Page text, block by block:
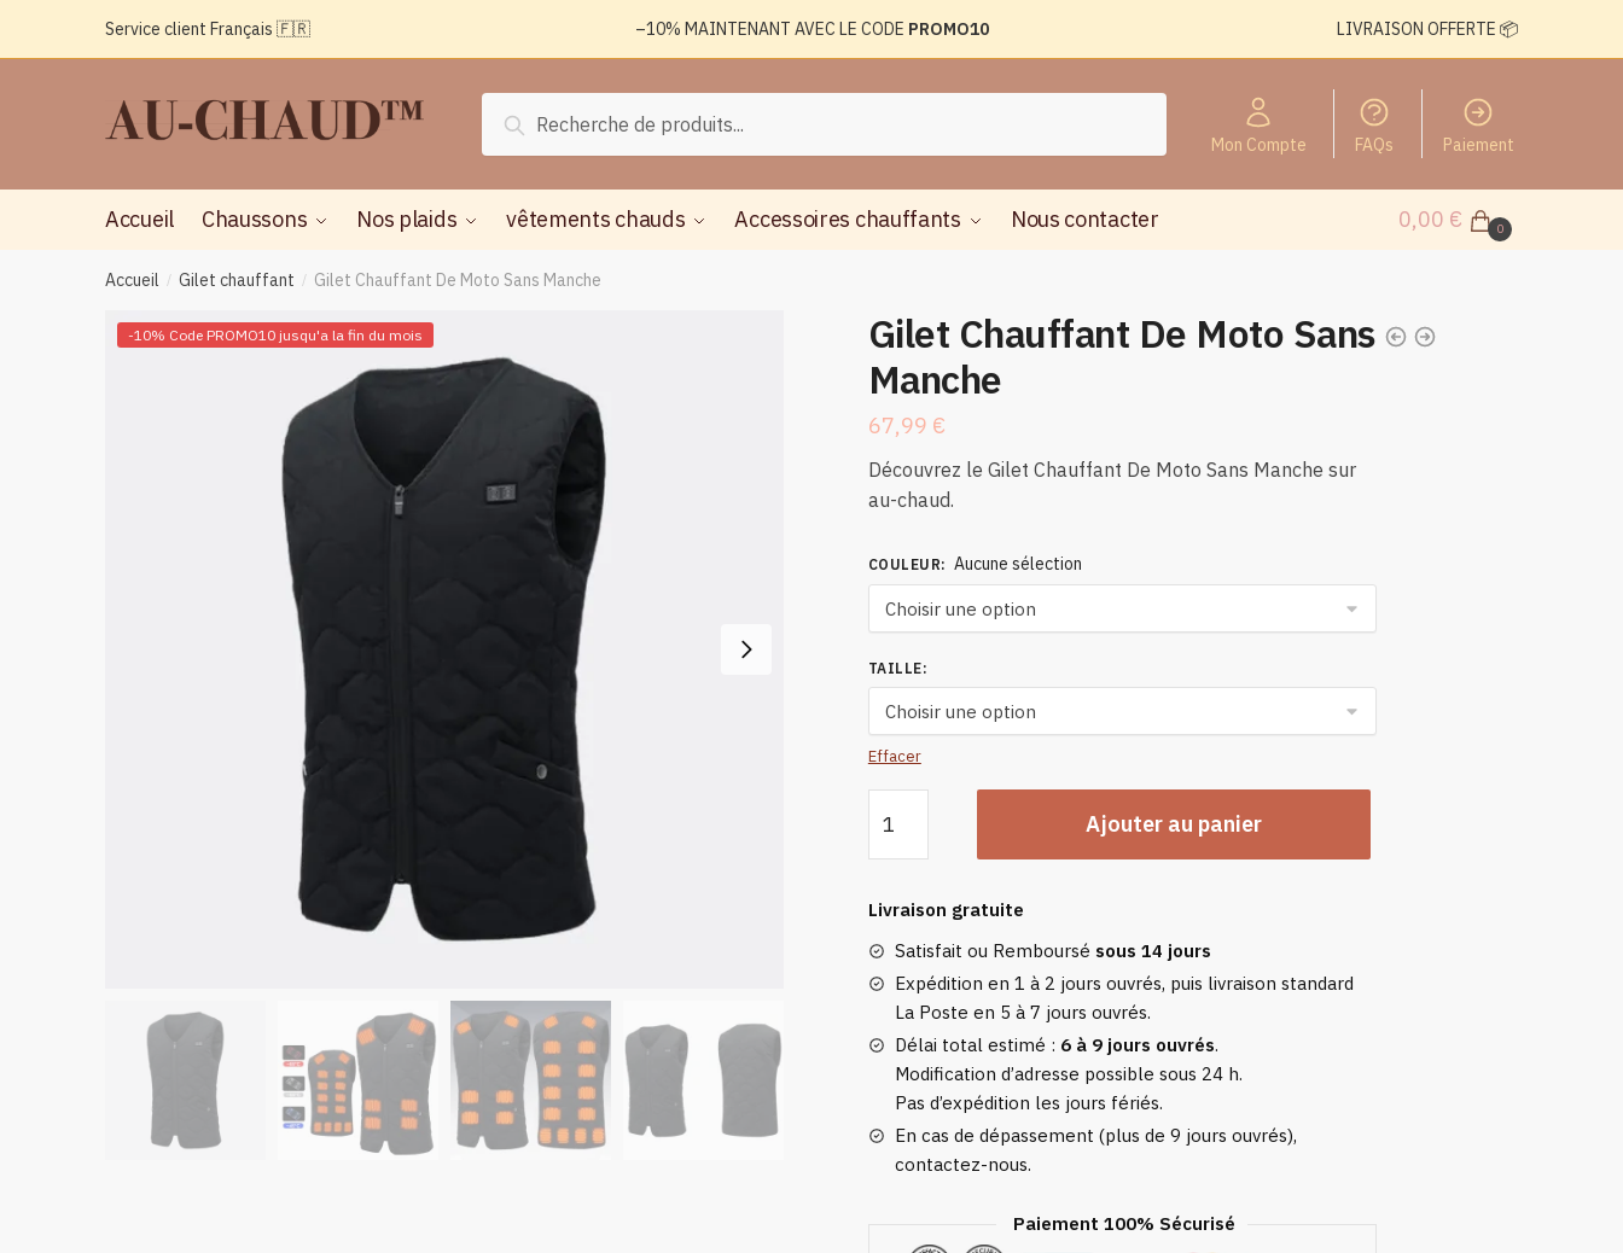
Service client Français 🇫🇷 –10% MAINTENANT AVEC LE CODE PROMO10 LIVRAISON OFFERTE 📦
pour :
Recherche
Mon Compte FAQs Paiement
Accueil Chaussons Nos plaids vêtements chauds Accessoires chauffants Nous contacter 0,00 € 0
Accueil / Gilet chauffant / Gilet Chauffant De Moto Sans Manche
-10% Code PROMO10 jusqu'a la fin du mois
Gilet Chauffant De Moto Sans
Manche
67,99 €
Découvrez le Gilet Chauffant De Moto Sans Manche sur
au-chaud.
COULEUR: Aucune sélection
TAILLE:
Effacer
de
Gilet
De
Moto
Sans
Manche
Ajouter au panier
Livraison gratuite
Satisfait ou Remboursé sous 14 jours
Expédition en 1 à 2 jours ouvrés, puis livraison standard
La Poste en 5 à 7 jours ouvrés.
Délai total estimé : 6 à 9 jours ouvrés.
Modification d’adresse possible sous 24 h.
Pas d’expédition les jours fériés.
En cas de dépassement (plus de 9 jours ouvrés),
contactez-nous.
Paiement 100% Sécurisé